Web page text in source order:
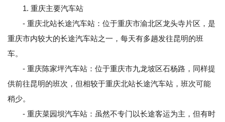
1. 重庆主要汽车站
- 重庆北站长途汽车站：位于重庆市渝北区龙头寺片区，是
重庆市内较大的长途汽车站之一，每天有多趟发往昆明的班
车。
- 重庆陈家坪汽车站：位于重庆市九龙坡区石杨路，同样提
供前往昆明的班次，但相较于重庆北站长途汽车站，班次可能
稍少。
- 重庆菜园坝汽车站：虽然不专门以长途客运为主，但有时